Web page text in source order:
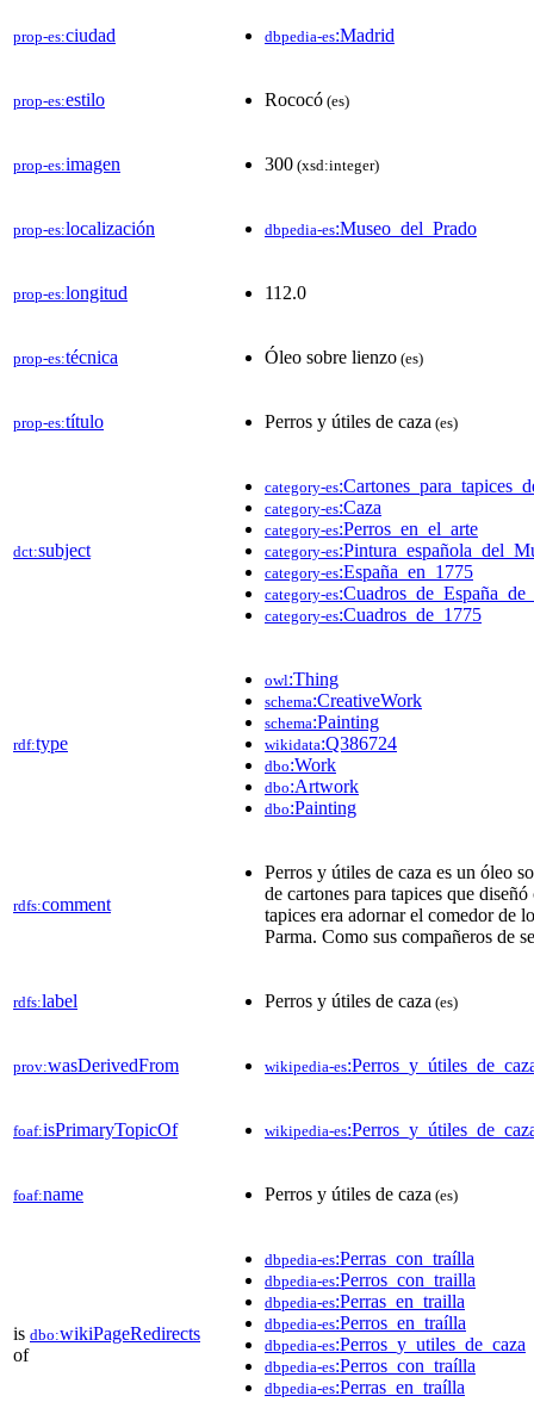
prop-es:ciudad dbpedia-es:Madrid
prop-es:estilo Rococó (es)
prop-es:imagen 300 (xsd:integer)
prop-es:localización dbpedia-es:Museo_del_Prado
prop-es:longitud 112.0
prop-es:técnica Óleo sobre lienzo (es)
prop-es:título Perros y útiles de caza (es)
dct:subject
category-es
category-es:Caza
category-es:Perros_en_el_arte
category-es
category-es:España_en_1775
category-es
category-es:Cuadros_de_1775
rdf:type
owl:Thing
schema:CreativeWork
schema:Painting
wikidata:Q386724
dbo:Work
dbo:Artwork
dbo:Painting
rdfs:comment
Perros y útiles de caza es un óleo
de cartones para tapices que
tapices era adornar el comedor de
Parma. Como sus compañeros de
rdfs:label Perros y útiles de caza (es)
prov:wasDerivedFrom wikipedia-es
foaf:isPrimaryTopicOf wikipedia-es
foaf:name Perros y útiles de caza (es)
is dbo:wikiPageRedirects
of
dbpedia-es:Perras_con_traílla
dbpedia-es:Perros_con_trailla
dbpedia-es:Perras_en_trailla
dbpedia-es:Perros_en_traílla
dbpedia-es:Perros_y_utiles_de_caza
dbpedia-es:Perros_con_traílla
dbpedia-es:Perras_en_traílla